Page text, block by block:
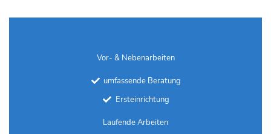
Vor- & Nebenarbeiten
umfassende Beratung
Ersteinrichtung
Laufende Arbeiten